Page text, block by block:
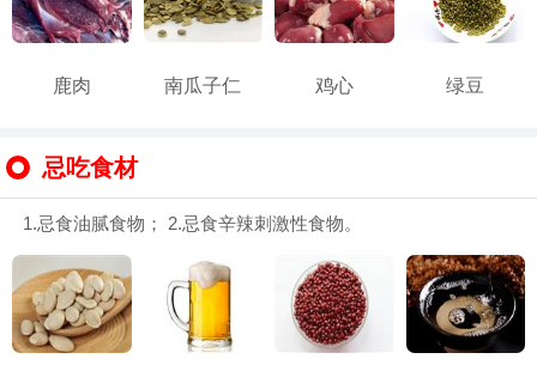
鹿肉 南瓜子仁 鸡心 绿豆
忌吃食材
1.忌食油腻食物； 2.忌食辛辣刺激性食物。